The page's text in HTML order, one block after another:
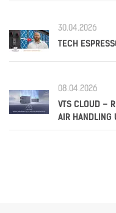
30.04.2026
TECH
08.04.2026
VTS CLOUD –
AIR HANDLING